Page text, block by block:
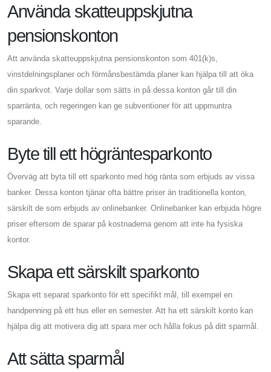
Använda skatteuppskjutna
pensionskonton
Att använda skatteuppskjutna pensionskonton som 401(k)s,
vinstdelningsplaner och förmånsbestämda planer kan hjälpa till att öka
din sparkvot. Varje dollar som sätts in på dessa konton går till din
sparränta, och regeringen kan ge subventioner för att uppmuntra
sparande.
Byte till ett högräntesparkonto
Överväg att byta till ett sparkonto med hög ränta som erbjuds av vissa
banker. Dessa konton tjänar ofta bättre priser än traditionella konton,
särskilt de som erbjuds av onlinebanker. Onlinebanker kan erbjuda högre
priser eftersom de sparar på kostnaderna genom att inte ha fysiska
kontor.
Skapa ett särskilt sparkonto
Skapa ett separat sparkonto för ett specifikt mål, till exempel en
handpenning på ett hus eller en semester. Att ha ett särskilt konto kan
hjälpa dig att motivera dig att spara mer och hålla fokus på ditt sparmål.
Att sätta sparmål